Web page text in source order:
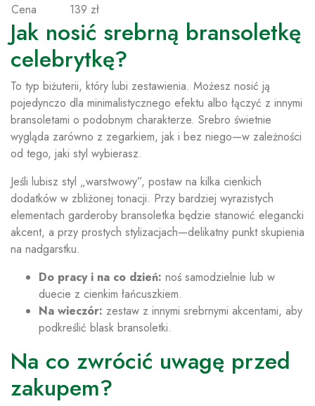
Cena 139 zł
Jak nosić srebrną bransoletkę
celebrytkę?
To typ biżuterii, który lubi zestawienia. Możesz nosić ją
pojedynczo dla minimalistycznego efektu albo łączyć z innymi
bransoletami o podobnym charakterze. Srebro świetnie
wygląda zarówno z zegarkiem, jak i bez niego—w zależności
od tego, jaki styl wybierasz.
Jeśli lubisz styl „warstwowy”, postaw na kilka cienkich
dodatków w zbliżonej tonacji. Przy bardziej wyrazistych
elementach garderoby bransoletka będzie stanowić elegancki
akcent, a przy prostych stylizacjach—delikatny punkt skupienia
na nadgarstku.
Do pracy i na co dzień: noś samodzielnie lub w
duecie z cienkim łańcuszkiem.
Na wieczór: zestaw z innymi srebrnymi akcentami, aby
podkreślić blask bransoletki.
Na co zwrócić uwagę przed
zakupem?